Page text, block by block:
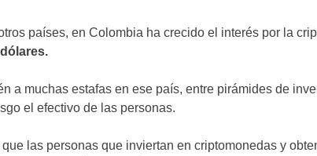
países, en Colombia ha crecido el interés por la
a muchas estafas en ese país, entre pirámides de
el efectivo de las personas.
las personas que inviertan en criptomonedas y